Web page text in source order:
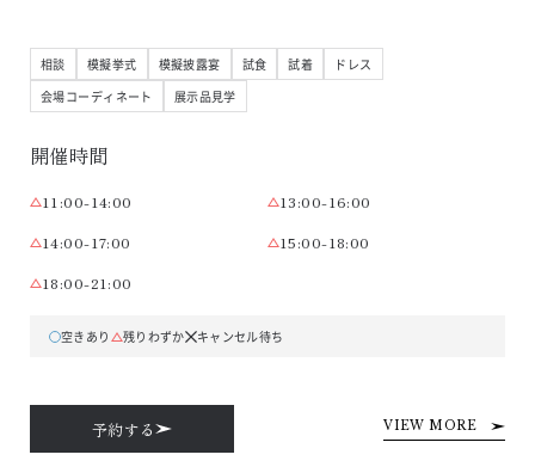
相談 模擬挙式 模擬披露宴 試食 試着
ドレス
会場コーディネート
展示品見学
開催時間
11:00-14:00
13:00-16:00
14:00-17:00
15:00-18:00
18:00-21:00
空きあり 残りわずか キャンセル待ち
予約する VIEW MORE